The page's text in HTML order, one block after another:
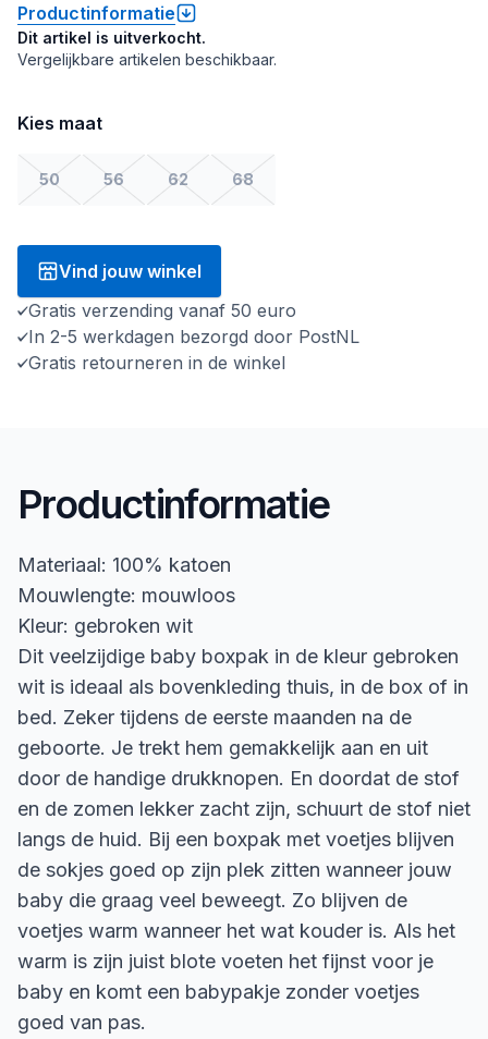
Productinformatie
Dit artikel is uitverkocht.
Vergelijkbare artikelen beschikbaar.
Kies maat
50 56 62 68
Vind jouw winkel
Gratis verzending vanaf 50 euro
In 2-5 werkdagen bezorgd door PostNL
Gratis retourneren in de winkel
Productinformatie
Materiaal: 100% katoen
Mouwlengte: mouwloos
Kleur: gebroken wit
Dit veelzijdige baby boxpak in de kleur gebroken
wit is ideaal als bovenkleding thuis, in de box of in
bed. Zeker tijdens de eerste maanden na de
geboorte. Je trekt hem gemakkelijk aan en uit
door de handige drukknopen. En doordat de stof
en de zomen lekker zacht zijn, schuurt de stof niet
langs de huid. Bij een boxpak met voetjes blijven
de sokjes goed op zijn plek zitten wanneer jouw
baby die graag veel beweegt. Zo blijven de
voetjes warm wanneer het wat kouder is. Als het
warm is zijn juist blote voeten het fijnst voor je
baby en komt een babypakje zonder voetjes
goed van pas.